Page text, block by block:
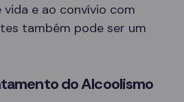
e ao convívio com
também pode ser um
do Alcoolismo